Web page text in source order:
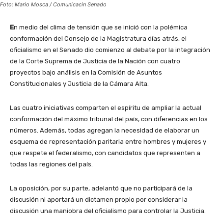
Foto: Mario Mosca / Comunicacin Senado
En medio del clima de tensión que se inició con la polémica
conformación del Consejo de la Magistratura días atrás, el
oficialismo en el Senado dio comienzo al debate por la integración
de la Corte Suprema de Justicia de la Nación con cuatro
proyectos bajo análisis en la Comisión de Asuntos
Constitucionales y Justicia de la Cámara Alta.
Las cuatro iniciativas comparten el espíritu de ampliar la actual
conformación del máximo tribunal del país, con diferencias en los
números. Además, todas agregan la necesidad de elaborar un
esquema de representación paritaria entre hombres y mujeres y
que respete el federalismo, con candidatos que representen a
todas las regiones del país.
La oposición, por su parte, adelantó que no participará de la
discusión ni aportará un dictamen propio por considerar la
discusión una maniobra del oficialismo para controlar la Justicia.